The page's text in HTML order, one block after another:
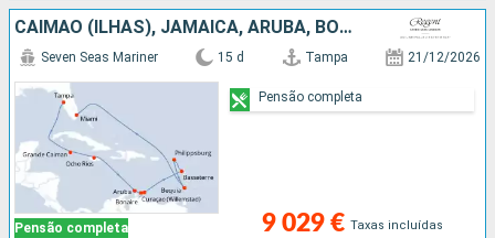
CAIMÃO (ILHAS), JAMAICA, ARUBA, BONAIRE, GUADALUPE, SÃO MARTINHO, ST VINCENT E GRENADINES, ESTADOS UNIDOS
Pensão completa
Seven Seas Mariner 15 d Tampa 21/12/2026
9 029 € Taxas incluídas
Pensão completa